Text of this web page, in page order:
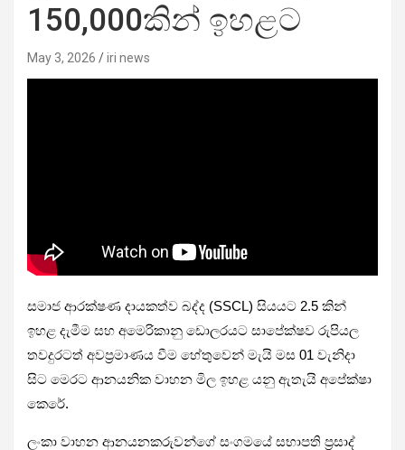
150,000කින් ඉහළට
May 3, 2026 iri news
සමාජ ආරක්ෂණ දායකත්ව බද්ද (SSCL) සියයට 2.5 කින්
ඉහළ දැමීම සහ අමෙරිකානු ඩොලරයට සාපේක්ෂව රුපියල
තවදුරටත් අවප්‍රමාණය වීම හේතුවෙන් මැයි මස 01 වැනිදා
සිට මෙරට ආනයනික වාහන මිල ඉහළ යනු ඇතැයි අපේක්ෂා
කෙරේ.
ලංකා වාහන ආනයනකරුවන්ගේ සංගමයේ සභාපති ප්‍රසාද්